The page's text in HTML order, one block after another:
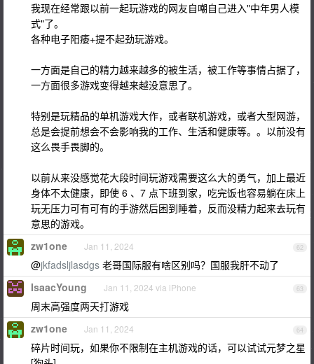
我现在经常跟以前一起玩游戏的网友自嘲自己进入"中年男人模
式"了。
各种电子阳痿+提不起劲玩游戏。
一方面是自己的精力越来越多的被生活，被工作等事情占据了，
一方面很多游戏变得越来越没意思了。
特别是玩精品的单机游戏大作，或者联机游戏，或者大型网游，
总是会提前想会不会影响我的工作、生活和健康等。。以前没有
这么畏手畏脚的。
以前从来没感觉花大段时间玩游戏需要这么大的勇气，加上最近
身体不太健康，即使 6 、7 点下班到家，吃完饭也容易躺在床上
玩无压力可有可有的手游然后困到睡着，反而没精力起来去玩有
意思的游戏。
62
zw1one Jan 11, 2024
@jkfadsljlasdgs 老哥国际服有啥区别吗？国服我肝不动了
63
IsaacYoung Jan 11, 2024 via iPhone
周末高强度两天打游戏
64
zw1one Jan 11, 2024
碎片时间玩，如果你不限制在主机游戏的话，可以试试元梦之星